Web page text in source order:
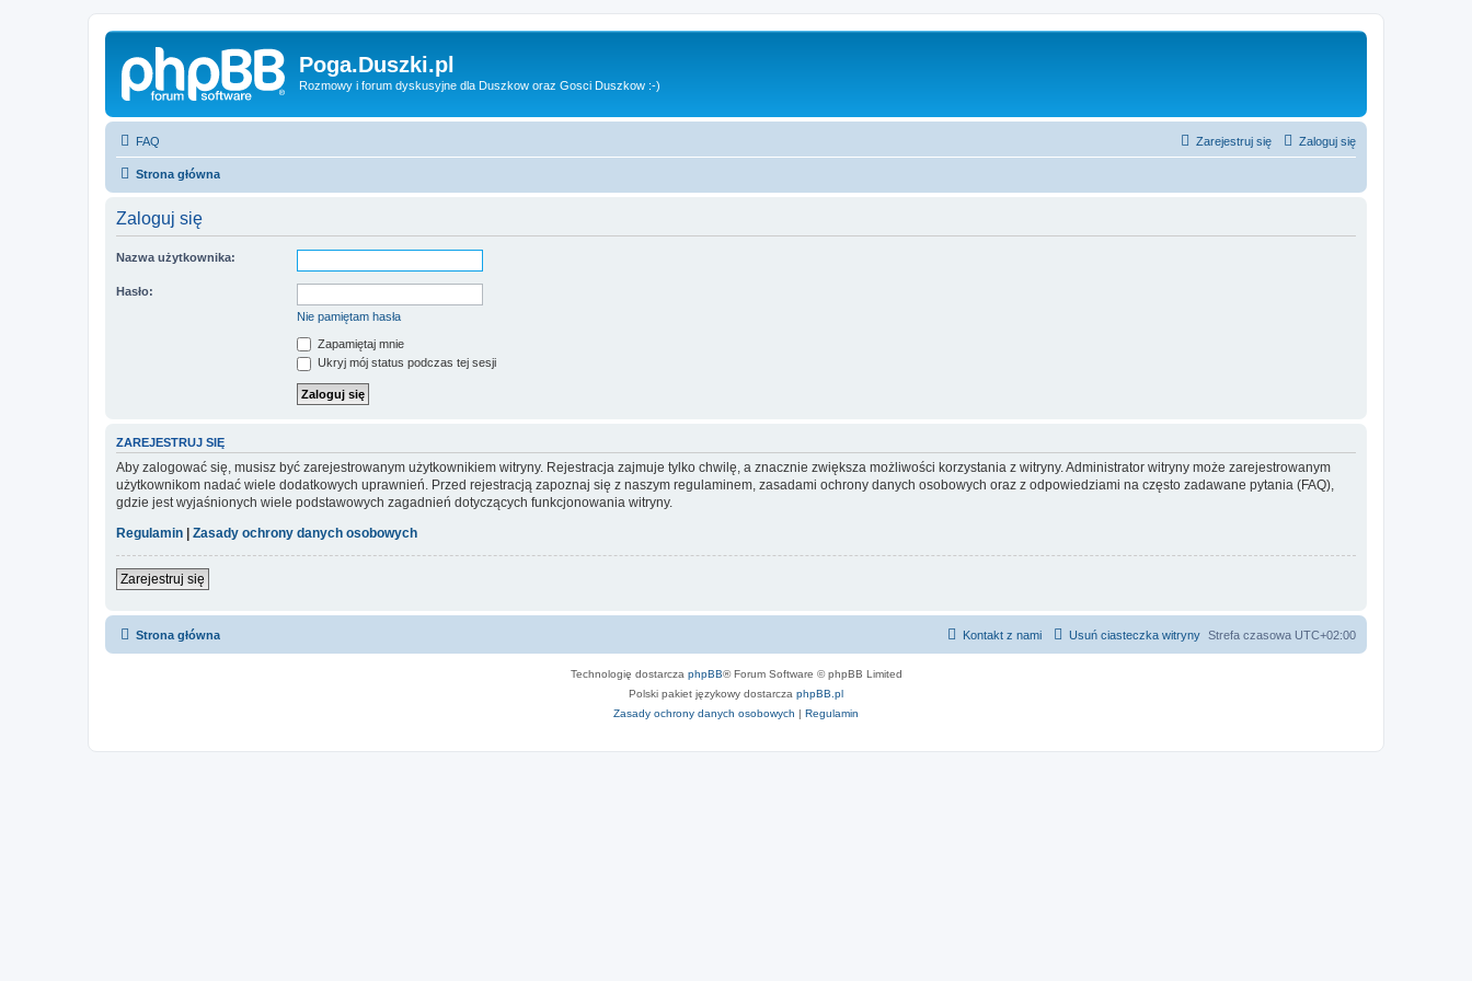
Poga.Duszki.pl
Rozmowy i forum dyskusyjne dla Duszkow oraz Gosci Duszkow :-)
FAQ Zaloguj się
Zarejestruj się
Strona główna
Zaloguj się
Nazwa użytkownika:
Hasło:
Nie pamiętam hasła
Zapamiętaj mnie
Ukryj mój status podczas tej sesji
ZAREJESTRUJ SIĘ
Aby zalogować się, musisz być zarejestrowanym użytkownikiem witryny. Rejestracja zajmuje tylko chwilę, a znacznie zwiększa możliwości korzystania z witryny. Administrator witryny może zarejestrowanym
użytkownikom nadać wiele dodatkowych uprawnień. Przed rejestracją zapoznaj się z naszym regulaminem, zasadami ochrony danych osobowych oraz z odpowiedziami na często zadawane pytania (FAQ),
gdzie jest wyjaśnionych wiele podstawowych zagadnień dotyczących funkcjonowania witryny.
Regulamin
Zasady ochrony danych osobowych
Zarejestruj się
Strona główna Strefa czasowa UTC+02:00
Usuń ciasteczka witryny
Kontakt z nami
Technologię dostarcza phpBB® Forum Software © phpBB Limited
Polski pakiet językowy dostarcza phpBB.pl
Zasady ochrony danych osobowych | Regulamin